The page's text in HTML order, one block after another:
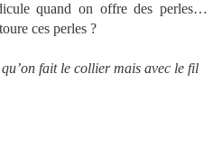
quand on offre des perles…
ces perles ?
qu’on fait le collier mais avec le fil